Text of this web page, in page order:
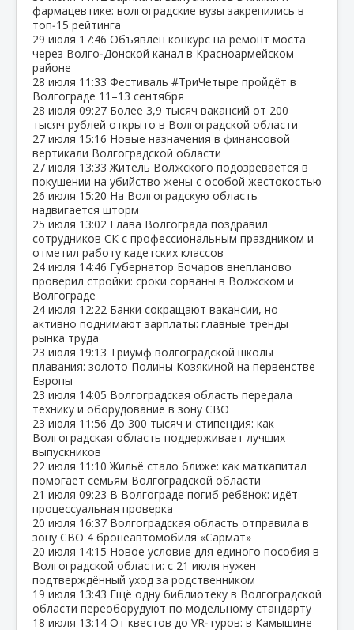
фармацевтике: волгоградские вузы закрепились в
топ‑15 рейтинга
29 июля 17:46 Объявлен конкурс на ремонт моста
через Волго‑Донской канал в Красноармейском
районе
28 июля 11:33 Фестиваль #ТриЧетыре пройдёт в
Волгограде 11–13 сентября
28 июля 09:27 Более 3,9 тысяч вакансий от 200
тысяч рублей открыто в Волгоградской области
27 июля 15:16 Новые назначения в финансовой
вертикали Волгоградской области
27 июля 13:33 Житель Волжского подозревается в
покушении на убийство жены с особой жестокостью
26 июля 15:20 На Волгоградскую область
надвигается шторм
25 июля 13:02 Глава Волгограда поздравил
сотрудников СК с профессиональным праздником и
отметил работу кадетских классов
24 июля 14:46 Губернатор Бочаров внепланово
проверил стройки: сроки сорваны в Волжском и
Волгограде
24 июля 12:22 Банки сокращают вакансии, но
активно поднимают зарплаты: главные тренды
рынка труда
23 июля 19:13 Триумф волгоградской школы
плавания: золото Полины Козякиной на первенстве
Европы
23 июля 14:05 Волгоградская область передала
технику и оборудование в зону СВО
23 июля 11:56 До 300 тысяч и стипендия: как
Волгоградская область поддерживает лучших
выпускников
22 июля 11:10 Жильё стало ближе: как маткапитал
помогает семьям Волгоградской области
21 июля 09:23 В Волгограде погиб ребёнок: идёт
процессуальная проверка
20 июля 16:37 Волгоградская область отправила в
зону СВО 4 бронеавтомобиля «Сармат»
20 июля 14:15 Новое условие для единого пособия в
Волгоградской области: с 21 июля нужен
подтверждённый уход за родственником
19 июля 13:43 Ещё одну библиотеку в Волгоградской
области переоборудуют по модельному стандарту
18 июля 13:14 От квестов до VR‑туров: в Камышине